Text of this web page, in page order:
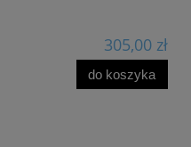
305,00 zł
do koszyka